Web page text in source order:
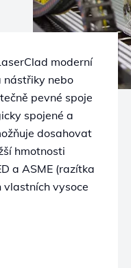
moderní
nástřiky nebo
pevné spoje
spojené a
dosahovat
hmotnosti
a ASME (razítka
vlastních vysoce